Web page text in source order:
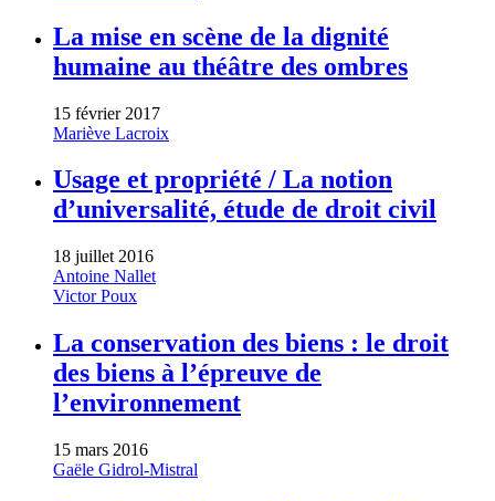
La mise en scène de la dignité
humaine au théâtre des ombres
15 février 2017
Mariève Lacroix
Usage et propriété / La notion
d’universalité, étude de droit civil
18 juillet 2016
Antoine Nallet
Victor Poux
La conservation des biens : le droit
des biens à l’épreuve de
l’environnement
15 mars 2016
Gaële Gidrol-Mistral